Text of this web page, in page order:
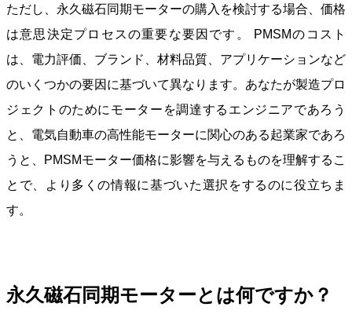
ただし、永久磁石同期モーターの購入を検討する場合、価格
は意思決定プロセスの重要な要因です。 PMSMのコスト
は、電力評価、ブランド、材料品質、アプリケーションなど
のいくつかの要因に基づいて異なります。あなたが製造プロ
ジェクトのためにモーターを調達するエンジニアであろう
と、電気自動車の高性能モーターに関心のある起業家であろ
うと、PMSMモーター価格に影響を与えるものを理解するこ
とで、より多くの情報に基づいた選択をするのに役立ちま
す。
永久磁石同期モーターとは何ですか？